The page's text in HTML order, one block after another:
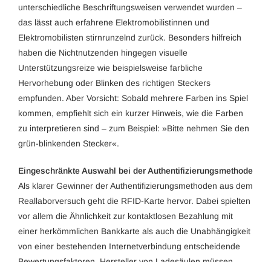
unterschiedliche Beschriftungsweisen verwendet wurden –
das lässt auch erfahrene Elektromobilistinnen und
Elektromobilisten stirnrunzelnd zurück. Besonders hilfreich
haben die Nichtnutzenden hingegen visuelle
Unterstützungsreize wie beispielsweise farbliche
Hervorhebung oder Blinken des richtigen Steckers
empfunden. Aber Vorsicht: Sobald mehrere Farben ins Spiel
kommen, empfiehlt sich ein kurzer Hinweis, wie die Farben
zu interpretieren sind – zum Beispiel: »Bitte nehmen Sie den
grün-blinkenden Stecker«.
Eingeschränkte Auswahl bei der Authentifizierungsmethode
Als klarer Gewinner der Authentifizierungsmethoden aus dem
Reallaborversuch geht die RFID-Karte hervor. Dabei spielten
vor allem die Ähnlichkeit zur kontaktlosen Bezahlung mit
einer herkömmlichen Bankkarte als auch die Unabhängigkeit
von einer bestehenden Internetverbindung entscheidende